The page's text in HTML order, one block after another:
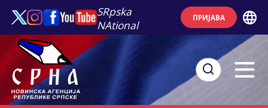
SRpska
NAtional
ПРИЈАВА